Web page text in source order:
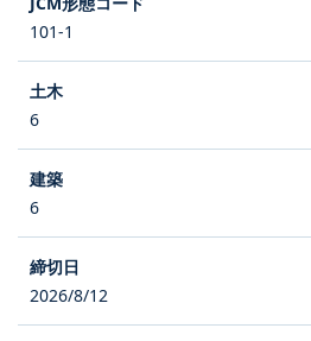
101-1
6
6
2026/8/12